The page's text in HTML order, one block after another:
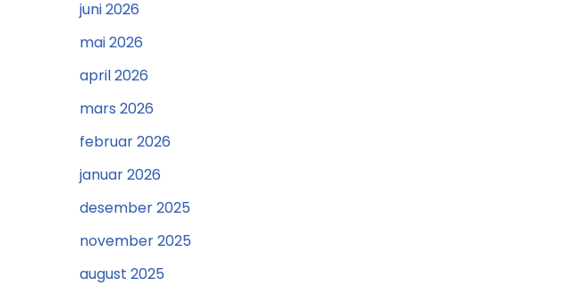
juni 2026
mai 2026
april 2026
mars 2026
februar 2026
januar 2026
desember 2025
november 2025
august 2025